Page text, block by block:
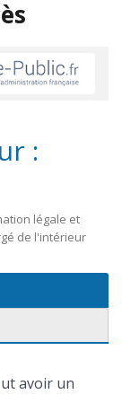
:
légale et
de l'intérieur
avoir un